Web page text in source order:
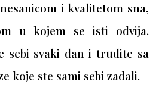
i kvalitetom sna,
u kojem se isti odvija.
sebi svaki dan i trudite sa
koje ste sami sebi zadali.